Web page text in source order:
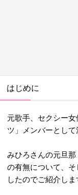
はじめに
元歌手、セクシー
ツ」メンバーとして
みひろさんの元旦
の有無について、
したのでご紹介しま